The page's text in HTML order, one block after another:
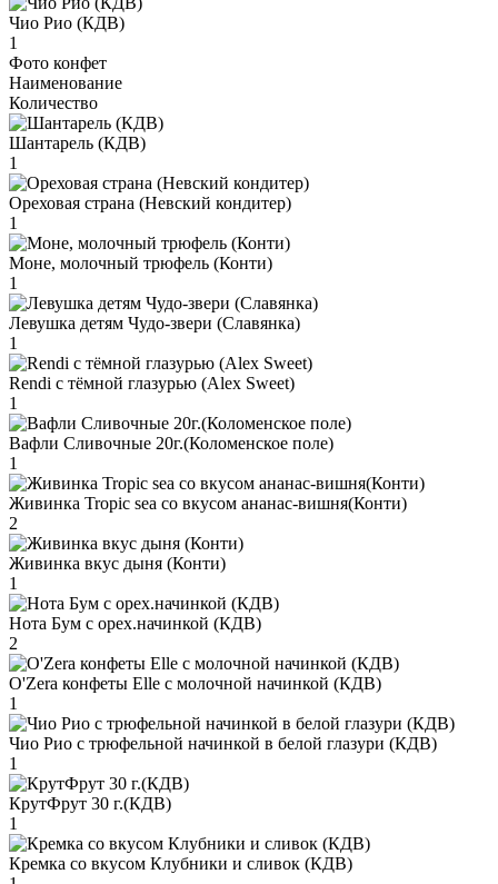
Чио Рио (КДВ)
1
Фото конфет
Наименование
Количество
Шантарель (КДВ)
1
Ореховая страна (Невский кондитер)
1
Моне, молочный трюфель (Конти)
1
Левушка детям Чудо-звери (Славянка)
1
Rendi с тёмной глазурью (Alex Sweet)
1
Вафли Сливочные 20г.(Коломенское поле)
1
Живинка Tropic sea со вкусом ананас-вишня(Конти)
2
Живинка вкус дыня (Конти)
1
Нота Бум с орех.начинкой (КДВ)
2
O'Zera конфеты Elle с молочной начинкой (КДВ)
1
Чио Рио с трюфельной начинкой в белой глазури (КДВ)
1
КрутФрут 30 г.(КДВ)
1
Кремка со вкусом Клубники и сливок (КДВ)